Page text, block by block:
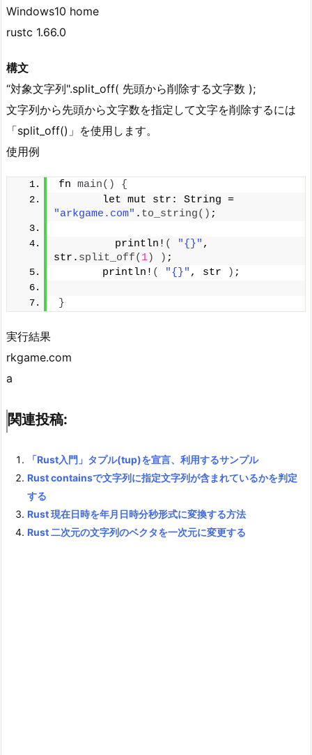
Windows10 home
rustc 1.66.0
構文
“対象文字列".split_off( 先頭から削除する文字数 );
文字列から先頭から文字数を指定して文字を削除するには
「split_off()」を使用します。
使用例
fn main()
{
"arkgame.com" . to_string() ;
         println!
( "{}" ,
str. split_off( 1) ) ;
       println!
( "{}" , str ) ;
}
実行結果
rkgame.com
a
関連投稿:
「Rust入門」タプル(tup)を宣言、利用するサンプル
Rust containsで文字列に指定文字列が含まれているかを判定
する
Rust 現在日時を年月日時分秒形式に変換する方法
Rust 二次元の文字列のベクタを一次元に変更する